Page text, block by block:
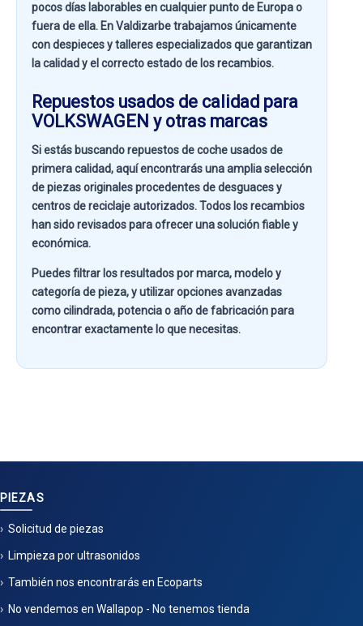
pocos días laborables en cualquier punto de Europa o
fuera de ella. EnValdizarbetrabajamos únicamente
con despieces y talleres especializados que garantizan
la calidad y el correcto estado de los recambios.
Repuestos usados de calidad para
VOLKSWAGEN y otras marcas
Si estás buscandorepuestos de coche usados de
primera calidad, aquí encontrarás una amplia selección
de piezas originales procedentes de desguaces y
centros de reciclaje autorizados. Todos los recambios
han sido revisados para ofrecer una solución fiable y
económica.
Puedes filtrar los resultados pormarca, modelo y
categoría de pieza, y utilizar opciones avanzadas
comocilindrada, potencia o año de fabricaciónpara
encontrar exactamente lo que necesitas.
PIEZAS
Solicitud de piezas
Limpieza por ultrasonidos
También nos encontrarás en Ecoparts
No vendemos en Wallapop - No tenemos tienda